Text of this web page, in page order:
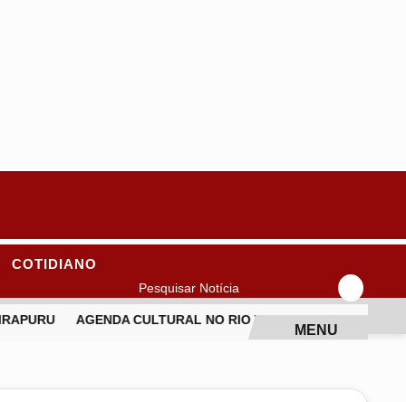
Pesquisar Notícia
COTIDIANO
AGENDA CULTURAL NO RIO TRAZ SEU JORGE,
MENU